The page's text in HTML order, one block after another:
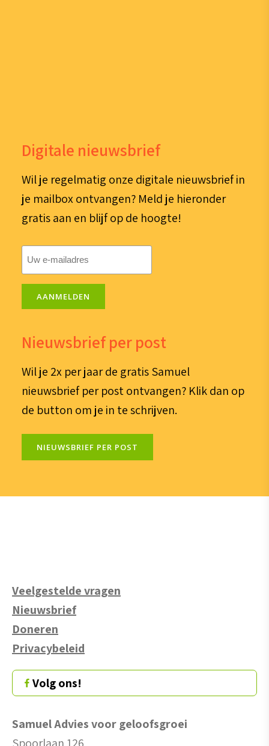
Digitale nieuwsbrief
Wil je regelmatig onze digitale nieuwsbrief in
je mailbox ontvangen? Meld je hieronder
gratis aan en blijf op de hoogte!
AANMELDEN
Nieuwsbrief per post
Wil je 2x per jaar de gratis Samuel
nieuwsbrief per post ontvangen? Klik dan op
de button om je in te schrijven.
NIEUWSBRIEF PER POST
Veelgestelde vragen
Nieuwsbrief
Doneren
Privacybeleid
Volg ons!
Samuel Advies voor geloofsgroei